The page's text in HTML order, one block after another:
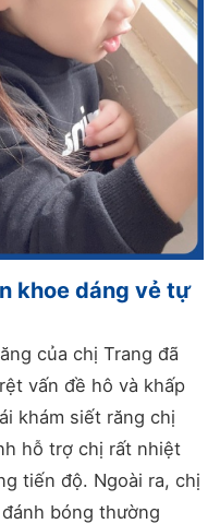
khoe dáng vẻ tự
của chị Trang đã
vấn đề hô và khấp
khám siết răng chị
hỗ trợ chị rất nhiệt
tiến độ. Ngoài ra, chị
bóng thường